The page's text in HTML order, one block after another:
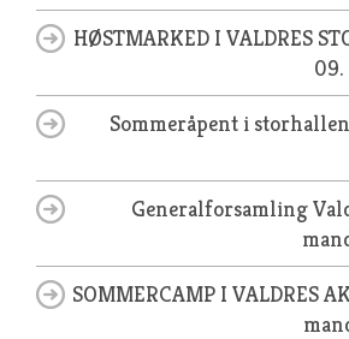
HØSTMARKED I VALDRES
09.
Sommeråpent i
Generalforsamling
SOMMERCAMP I VALDRES